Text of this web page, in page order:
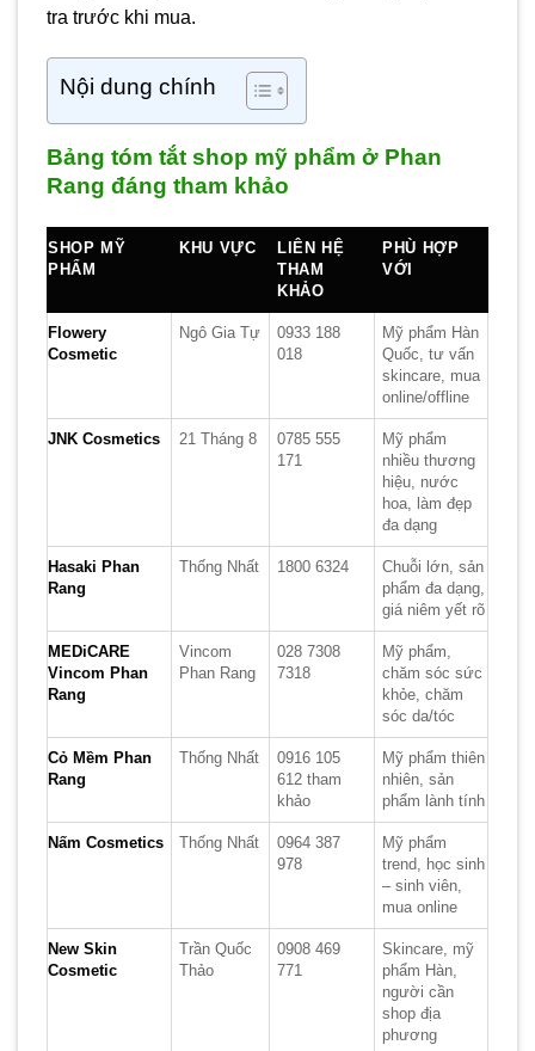
tra trước khi mua.
Nội dung chính
Bảng tóm tắt shop mỹ phẩm ở Phan
Rang đáng tham khảo
SHOP MỸ
PHẨM
KHU VỰC
LIÊN HỆ
THAM
KHẢO
PHÙ HỢP
VỚI
Flowery
Cosmetic
Ngô Gia Tự
0933 188
018
Mỹ phẩm Hàn
Quốc, tư vấn
skincare, mua
online/offline
JNK Cosmetics 21 Tháng 8
0785 555
171
Mỹ phẩm
nhiều thương
hiệu, nước
hoa, làm đẹp
đa dạng
Hasaki Phan
Rang
Thống Nhất 1800 6324
Chuỗi lớn, sản
phẩm đa dạng,
giá niêm yết rõ
MEDiCARE
Vincom Phan
Rang
Vincom
Phan Rang
028 7308
7318
Mỹ phẩm,
chăm sóc sức
khỏe, chăm
sóc da/tóc
Cỏ Mềm Phan
Rang
Thống Nhất
0916 105
612 tham
khảo
Mỹ phẩm thiên
nhiên, sản
phẩm lành tính
Nấm Cosmetics Thống Nhất
0964 387
978
Mỹ phẩm
trend, học sinh
– sinh viên,
mua online
New Skin
Cosmetic
Trần Quốc
Thảo
0908 469
771
Skincare, mỹ
phẩm Hàn,
người cần
shop địa
phương